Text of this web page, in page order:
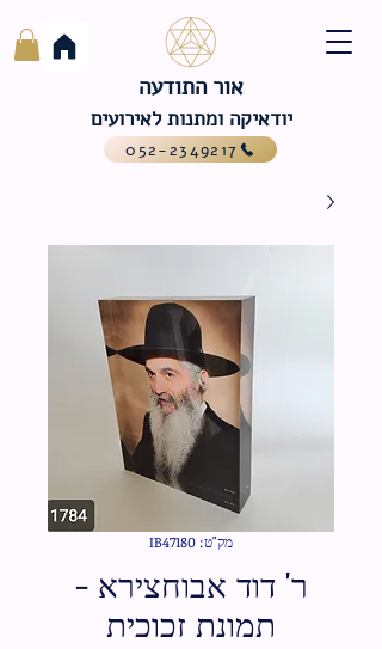
אור התודעה
יודאיקה ומתנות לאירועים
052-2349217
מק"ט: IB47180
ר' דוד אבוחצירא -
תמונת זכוכית